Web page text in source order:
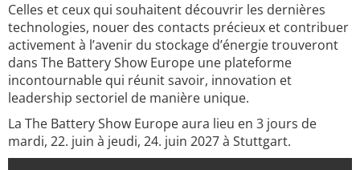
Celles et ceux qui souhaitent découvrir les dernières
technologies, nouer des contacts précieux et contribuer
activement à l’avenir du stockage d’énergie trouveront
dans The Battery Show Europe une plateforme
incontournable qui réunit savoir, innovation et
leadership sectoriel de manière unique.
La The Battery Show Europe aura lieu en 3 jours de
mardi, 22. juin à jeudi, 24. juin 2027 à Stuttgart.